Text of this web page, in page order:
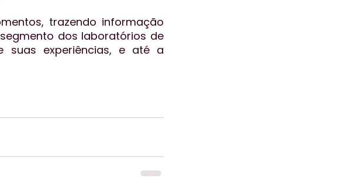
trazendo informação
dos laboratórios de
suas experiências, e até a